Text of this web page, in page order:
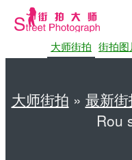
大师街拍 街拍图
大师街拍 » 最新
Rou